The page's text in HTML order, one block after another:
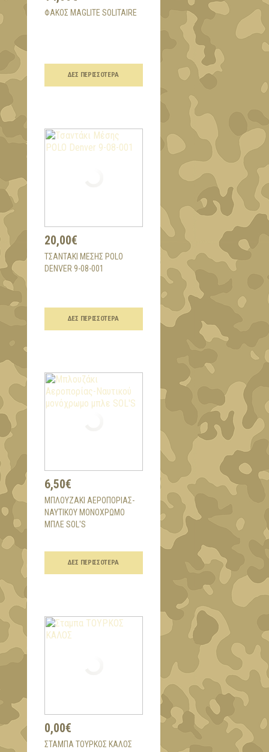
ΦΑΚΌΣ MAGLITE SOLITAIRE
ΔΕΣ ΠΕΡΙΣΣΌΤΕΡΑ
20,00€
ΤΣΑΝΤΆΚΙ ΜΈΣΗΣ POLO
DENVER 9-08-001
ΔΕΣ ΠΕΡΙΣΣΌΤΕΡΑ
6,50€
ΜΠΛΟΥΖΆΚΙ ΑΕΡΟΠΟΡΊΑΣ-
ΝΑΥΤΙΚΟΎ ΜΟΝΌΧΡΩΜΟ
ΜΠΛΕ SOL'S
ΔΕΣ ΠΕΡΙΣΣΌΤΕΡΑ
0,00€
ΣΤΑΜΠΑ ΤΟΥΡΚΟΣ ΚΑΛΟΣ